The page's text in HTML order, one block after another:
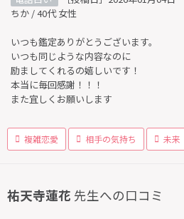
ちか / 40代 女性
いつも鑑定ありがとうございます。
いつも同じような内容なのに
励ましてくれるの嬉しいです！
本当に毎回感謝！！！
また宜しくお願いします
複雑恋愛 相手の気持ち 未来
祐天寺蓮花 先生への口コミ